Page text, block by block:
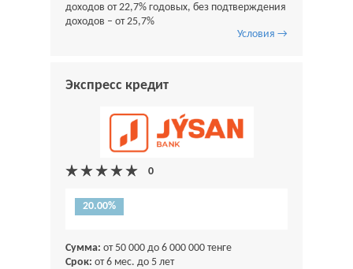
доходов от 22,7% годовых, без подтверждения
доходов – от 25,7%
Условия →
Экспресс кредит
20.00%
Сумма: от 50 000 до 6 000 000 тенге
Срок: от 6 мес. до 5 лет